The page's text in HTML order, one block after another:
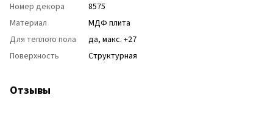
Номер декора
8575
Материал
МДФ плита
Для теплого пола
да, макс. +27
Поверхность
Структурная
Отзывы